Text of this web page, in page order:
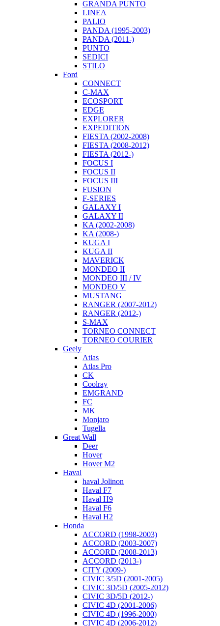
GRANDA PUNTO
LINEA
PALIO
PANDA (1995-2003)
PANDA (2011-)
PUNTO
SEDICI
STILO
Ford
CONNECT
C-MAX
ECOSPORT
EDGE
EXPLORER
EXPEDITION
FIESTA (2002-2008)
FIESTA (2008-2012)
FIESTA (2012-)
FOCUS I
FOCUS II
FOCUS III
FUSION
F-SERIES
GALAXY I
GALAXY II
KA (2002-2008)
KA (2008-)
KUGA I
KUGA II
MAVERICK
MONDEO II
MONDEO III / IV
MONDEO V
MUSTANG
RANGER (2007-2012)
RANGER (2012-)
S-MAX
TORNEO CONNECT
TORNEO COURIER
Geely
Atlas
Atlas Pro
CK
Coolray
EMGRAND
FС
MK
Monjaro
Tugella
Great Wall
Deer
Hover
Hover M2
Haval
haval Jolinon
Haval F7
Haval H9
Haval F6
Haval H2
Honda
ACCORD (1998-2003)
ACCORD (2003-2007)
ACCORD (2008-2013)
ACCORD (2013-)
CITY (2009-)
CIVIC 3/5D (2001-2005)
CIVIC 3D/5D (2005-2012)
CIVIC 3D/5D (2012-)
CIVIC 4D (2001-2006)
CIVIC 4D (1996-2000)
CIVIC 4D (2006-2012)